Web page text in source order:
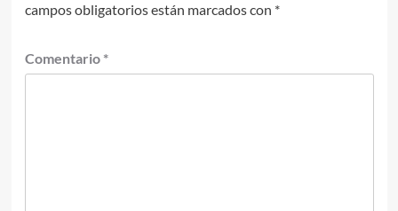
campos obligatorios están marcados con *
Comentario *